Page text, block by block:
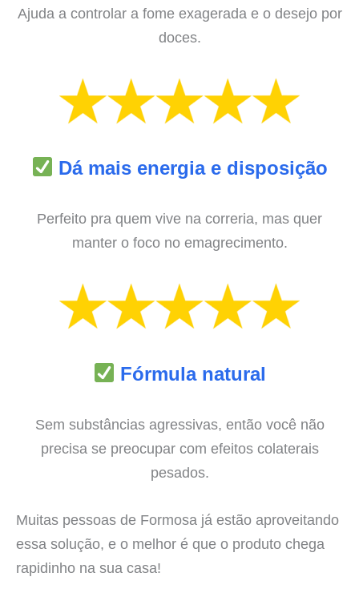
Ajuda a controlar a fome exagerada e o desejo por
doces.
Dá mais energia e disposição
Perfeito pra quem vive na correria, mas quer
manter o foco no emagrecimento.
Fórmula natural
Sem substâncias agressivas, então você não
precisa se preocupar com efeitos colaterais
pesados.
Muitas pessoas de Formosa já estão aproveitando
essa solução, e o melhor é que o produto chega
rapidinho na sua casa!